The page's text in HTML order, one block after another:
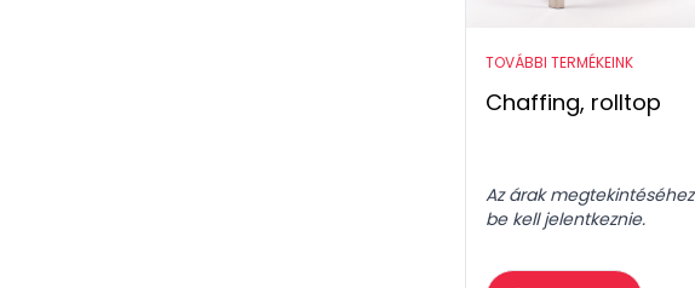
TOVÁBBI TERMÉKEINK
Chaffing, rolltop
Az árak megtekintéséhez
be kell jelentkeznie.